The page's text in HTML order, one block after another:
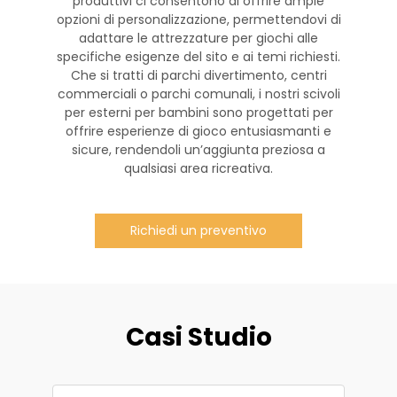
opzioni di personalizzazione, permettendovi di
adattare le attrezzature per giochi alle
specifiche esigenze del sito e ai temi richiesti.
Che si tratti di parchi divertimento, centri
commerciali o parchi comunali, i nostri scivoli
per esterni per bambini sono progettati per
offrire esperienze di gioco entusiasmanti e
sicure, rendendoli un’aggiunta preziosa a
qualsiasi area ricreativa.
Richiedi un preventivo
Casi Studio